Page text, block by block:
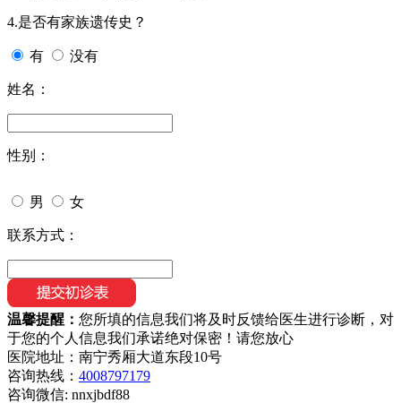
4.是否有家族遗传史？
有 没有
姓名：
性别：
男 女
联系方式：
温馨提醒： 您所填的信息我们将及时反馈给医生进行诊断，对
于您的个人信息我们承诺绝对保密！请您放心
医院地址：南宁秀厢大道东段10号
咨询热线： 4008797179
咨询微信: nnxjbdf88